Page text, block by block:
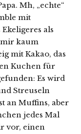
Mh, „echte“
mit
als
kaum
mit Kakao, das
Kuchen für
Es wird
Streuseln
an Muffins, aber
jedes Mal
vor, einen